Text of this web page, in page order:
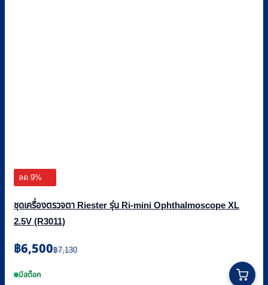
ลด 9%
ชุดเครื่องตรวจตา Riester รุ่น Ri-mini Ophthalmoscope XL
2.5V (R3011)
฿7,130
Original
price
was:
฿6,500
Current
price
is:มีสต็อก